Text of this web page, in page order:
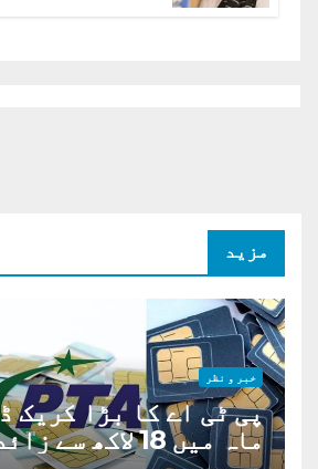
مزید
خبر و نظر
ماہ میں 18 لاکھ سے زائد سمز بلاک